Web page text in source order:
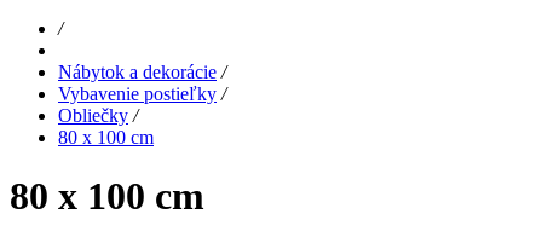
/
Nábytok a dekorácie /
Vybavenie postieľky /
Obliečky /
80 x 100 cm
80 x 100 cm